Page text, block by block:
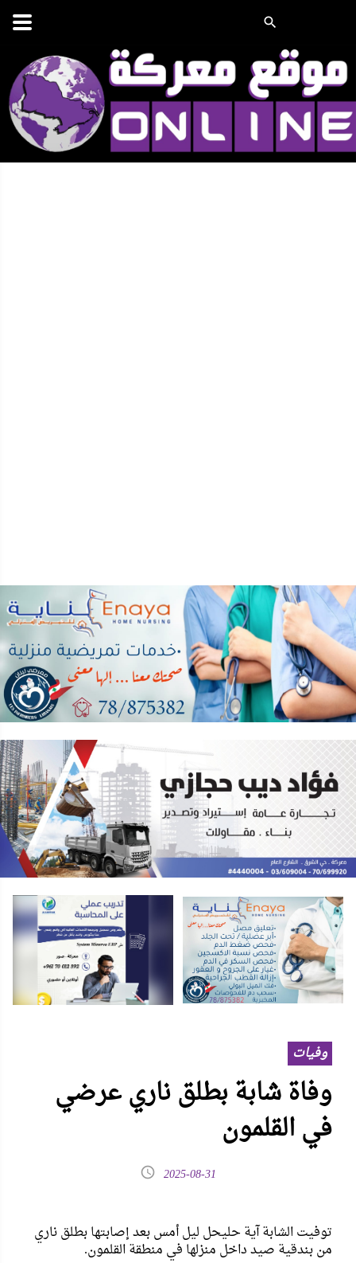
وفيات
وفاة شابة بطلق ناري عرضي
في القلمون
2025-08-31
توفيت الشابة آية حليحل ليل أمس بعد إصابتها بطلق ناري
من بندقية صيد داخل منزلها في منطقة القلمون.